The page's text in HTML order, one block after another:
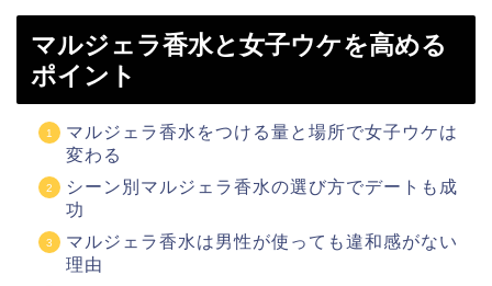
マルジェラ香水と女子ウケを高める
ポイント
マルジェラ香水をつける量と場所で女子ウケは
変わる
シーン別マルジェラ香水の選び方でデートも成
功
マルジェラ香水は男性が使っても違和感がない
理由